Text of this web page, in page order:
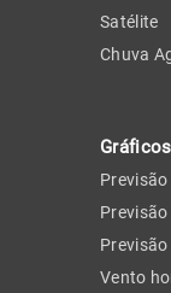
Satélite
Chuva
Gráficos
Vento